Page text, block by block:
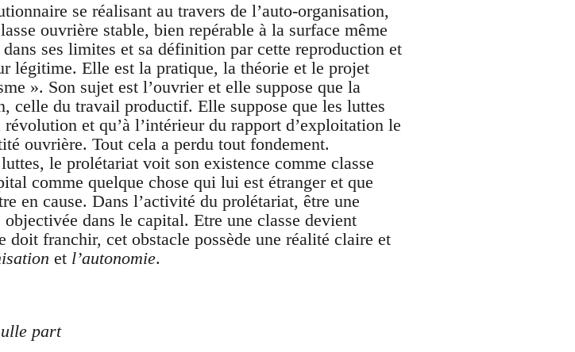
se réalisant au travers de l’auto-organisation,
ouvrière stable, bien repérable à la surface même
ses limites et sa définition par cette reproduction et
légitime. Elle est la pratique, la théorie et le projet
». Son sujet est l’ouvrier et elle suppose que la
celle du travail productif. Elle suppose que les luttes
et qu’à l’intérieur du rapport d’exploitation le
ouvrière. Tout cela a perdu tout fondement.
le prolétariat voit son existence comme classe
comme quelque chose qui lui est étranger et que
en cause. Dans l’activité du prolétariat, être une
dans le capital. Etre une classe devient
doit franchir, cet obstacle possède une réalité claire et
et l’autonomie.
part